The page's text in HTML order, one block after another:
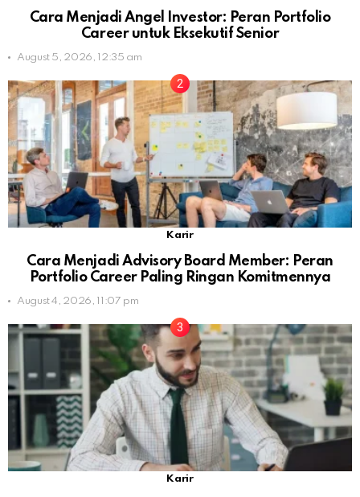
Cara Menjadi Angel Investor: Peran Portfolio
Career untuk Eksekutif Senior
August 5, 2026, 12:35 am
Karir
Cara Menjadi Advisory Board Member: Peran
Portfolio Career Paling Ringan Komitmennya
August 4, 2026, 11:07 pm
Karir